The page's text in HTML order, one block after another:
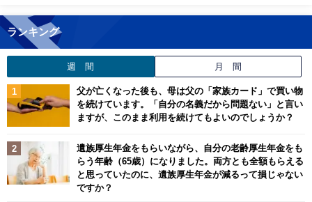
ランキング
週 間 月 間
父が亡くなった後も、母は父の「家族カード」で買い物
を続けています。「自分の名義だから問題ない」と言い
ますが、このまま利用を続けてもよいのでしょうか？
遺族厚生年金をもらいながら、自分の老齢厚生年金をも
らう年齢（65歳）になりました。両方とも全額もらえる
と思っていたのに、遺族厚生年金が減るって損じゃない
ですか？